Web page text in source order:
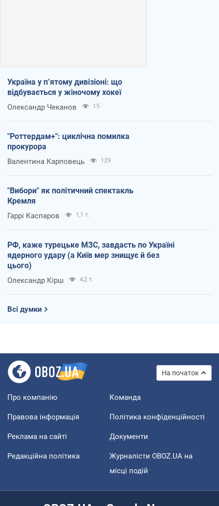
Україна у п’ятому дивізіоні: що
відбувається у жіночому хокеї
Олександр Чеканов 15
"Роттердам+": циклічна помилка
прокурора
Валентина Карповець 129
"Вибори" як політичний спектакль
Кремля
Гаррі Каспаров 1,1 т.
РФ, каже турецьке МЗС, завдасть по Україні
ядерного удару (а Київ мер знищує й без
цього)
Олександр Кірш 4,2 т.
Всі думки
На початок
Про компанію Команда
Правова інформація Політика конфіденційності
Реклама на сайті Документи
Редакційна політика
Журналісти OBOZ.UA на
місці подій